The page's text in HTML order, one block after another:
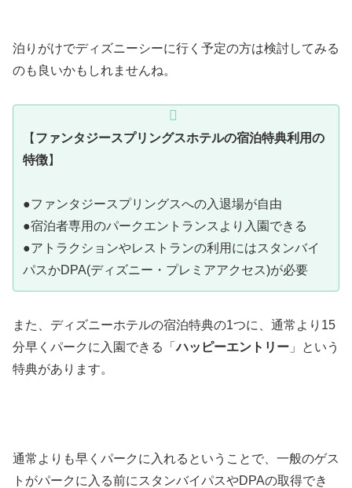
泊りがけでディズニーシーに行く予定の方は検討してみる
のも良いかもしれませんね。
【 ファンタジースプリングスホテルの宿泊特典利用の
特徴】
●ファンタジースプリングスへの入退場が自由
●宿泊者専用のパークエントランスより入園できる
●アトラクションやレストランの利用にはスタンバイ
パスかDPA(ディズニー・プレミアアクセス)が必要
また、ディズニーホテルの宿泊特典の1つに、通常より15
分早くパークに入園できる「ハッピーエントリー 」という
特典があります。
通常よりも早くパークに入れるということで、一般のゲス
トがパークに入る前にスタンバイパスやDPAの取得でき